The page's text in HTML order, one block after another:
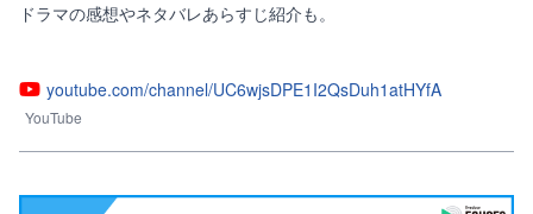
ドラマの感想やネタバレあらすじ紹介も。
youtube.com/channel/UC6wjsDPE1I2QsDuh1atHYfA
YouTube